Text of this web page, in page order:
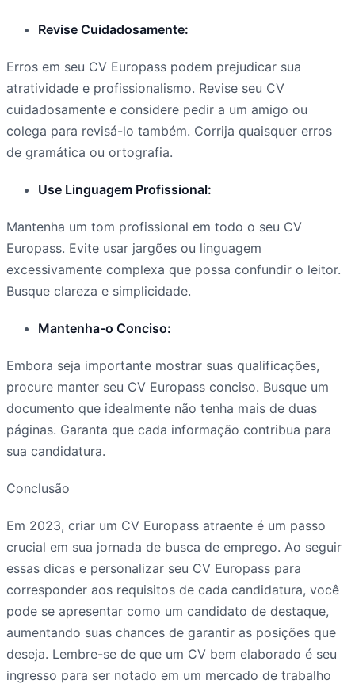
Revise Cuidadosamente:
Erros em seu CV Europass podem prejudicar sua
atratividade e profissionalismo. Revise seu CV
cuidadosamente e considere pedir a um amigo ou
colega para revisá-lo também. Corrija quaisquer erros
de gramática ou ortografia.
Use Linguagem Profissional:
Mantenha um tom profissional em todo o seu CV
Europass. Evite usar jargões ou linguagem
excessivamente complexa que possa confundir o leitor.
Busque clareza e simplicidade.
Mantenha-o Conciso:
Embora seja importante mostrar suas qualificações,
procure manter seu CV Europass conciso. Busque um
documento que idealmente não tenha mais de duas
páginas. Garanta que cada informação contribua para
sua candidatura.
Conclusão
Em 2023, criar um CV Europass atraente é um passo
crucial em sua jornada de busca de emprego. Ao seguir
essas dicas e personalizar seu CV Europass para
corresponder aos requisitos de cada candidatura, você
pode se apresentar como um candidato de destaque,
aumentando suas chances de garantir as posições que
deseja. Lembre-se de que um CV bem elaborado é seu
ingresso para ser notado em um mercado de trabalho